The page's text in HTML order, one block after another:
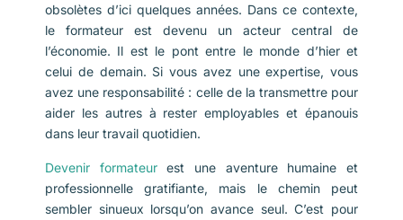
obsolètes d’ici quelques années. Dans ce contexte,
le formateur est devenu un acteur central de
l’économie. Il est le pont entre le monde d’hier et
celui de demain. Si vous avez une expertise, vous
avez une responsabilité : celle de la transmettre pour
aider les autres à rester employables et épanouis
dans leur travail quotidien.
Devenir formateurest une aventure humaine et
professionnelle gratifiante, mais le chemin peut
sembler sinueux lorsqu’on avance seul. C’est pour